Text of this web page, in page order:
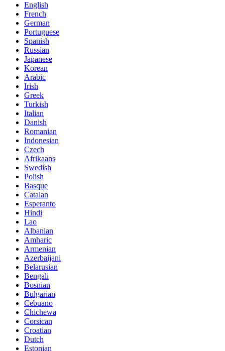
English
French
German
Portuguese
Spanish
Russian
Japanese
Korean
Arabic
Irish
Greek
Turkish
Italian
Danish
Romanian
Indonesian
Czech
Afrikaans
Swedish
Polish
Basque
Catalan
Esperanto
Hindi
Lao
Albanian
Amharic
Armenian
Azerbaijani
Belarusian
Bengali
Bosnian
Bulgarian
Cebuano
Chichewa
Corsican
Croatian
Dutch
Estonian